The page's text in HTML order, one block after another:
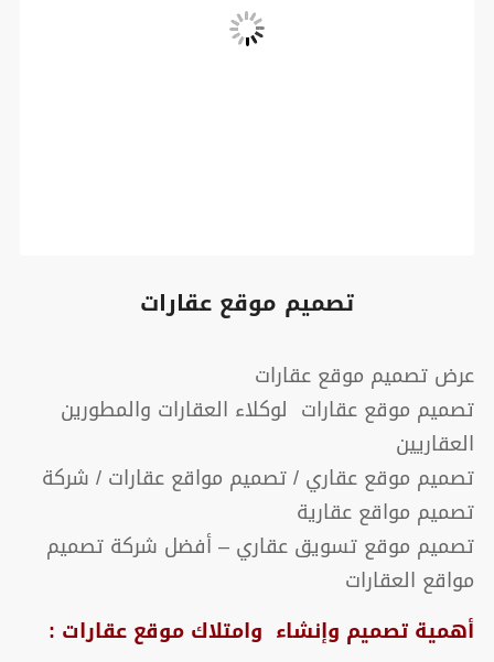
تصميم موقع عقارات
عرض تصميم موقع عقارات
تصميم موقع عقارات لوكلاء العقارات والمطورين
العقاريين
تصميم موقع عقاري / تصميم مواقع عقارات / شركة
تصميم مواقع عقارية
تصميم موقع تسويق عقاري – أفضل شركة تصميم
مواقع العقارات
أهمية تصميم وإنشاء وامتلاك موقع عقارات :